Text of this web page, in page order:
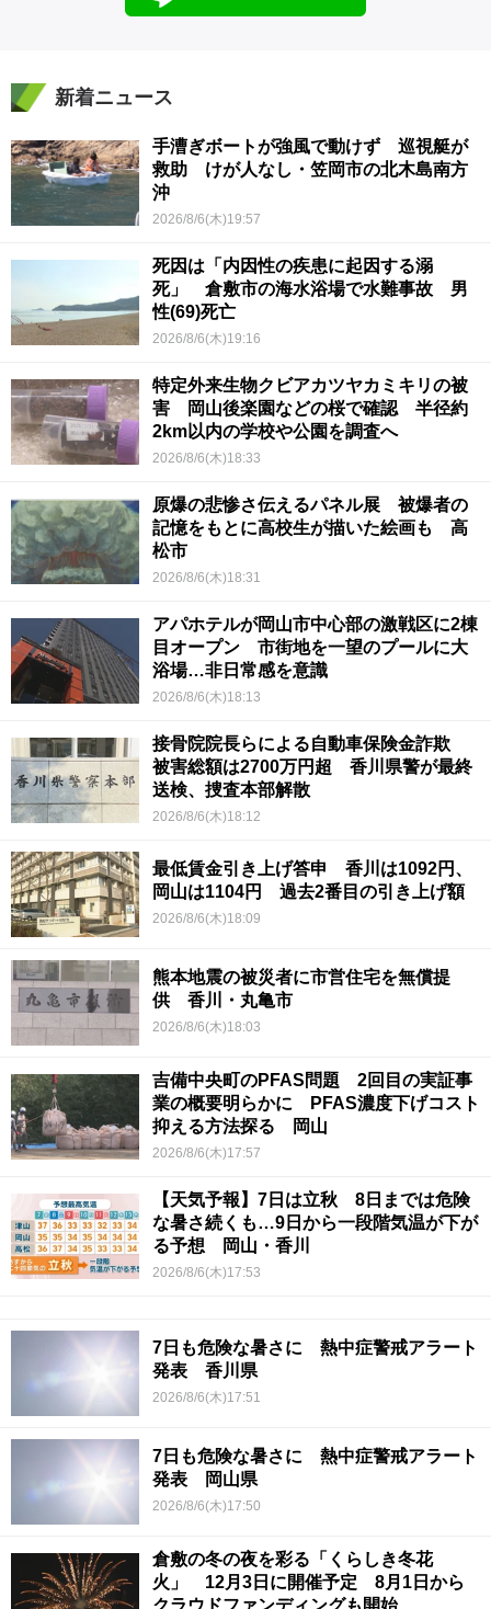
新着ニュース
手漕ぎボートが強風で動けず 巡視艇が
救助 けが人なし・笠岡市の北木島南方
沖
2026/8/6(木)19:57
死因は「内因性の疾患に起因する溺
死」 倉敷市の海水浴場で水難事故 男
性(69)死亡
2026/8/6(木)19:16
特定外来生物クビアカツヤカミキリの被
害 岡山後楽園などの桜で確認 半径約
2km以内の学校や公園を調査へ
2026/8/6(木)18:33
原爆の悲惨さ伝えるパネル展 被爆者の
記憶をもとに高校生が描いた絵画も 高
松市
2026/8/6(木)18:31
アパホテルが岡山市中心部の激戦区に2棟
目オープン 市街地を一望のプールに大
浴場…非日常感を意識
2026/8/6(木)18:13
接骨院院長らによる自動車保険金詐欺
被害総額は2700万円超 香川県警が最終
送検、捜査本部解散
2026/8/6(木)18:12
最低賃金引き上げ答申 香川は1092円、
岡山は1104円 過去2番目の引き上げ額
2026/8/6(木)18:09
熊本地震の被災者に市営住宅を無償提
供 香川・丸亀市
2026/8/6(木)18:03
吉備中央町のPFAS問題 2回目の実証事
業の概要明らかに PFAS濃度下げコスト
抑える方法探る 岡山
2026/8/6(木)17:57
【天気予報】7日は立秋 8日までは危険
な暑さ続くも…9日から一段階気温が下が
る予想 岡山・香川
2026/8/6(木)17:53
7日も危険な暑さに 熱中症警戒アラート
発表 香川県
2026/8/6(木)17:51
7日も危険な暑さに 熱中症警戒アラート
発表 岡山県
2026/8/6(木)17:50
倉敷の冬の夜を彩る「くらしき冬花
火」 12月3日に開催予定 8月1日から
クラウドファンディングも開始